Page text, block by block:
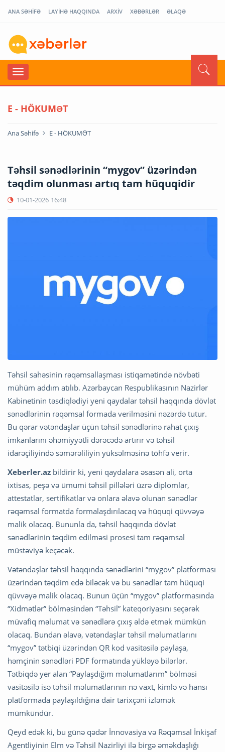
ANA SƏHİFƏ LAYİHƏ HAQQINDA ARXİV XƏBƏRLƏR ƏLAQƏ
E - HÖKUMƏT
Ana Səhifə E - HÖKUMƏT
Təhsil sənədlərinin “mygov” üzərindən
təqdim olunması artıq tam hüquqidir
10-01-2026 16:48
Təhsil sahəsinin rəqəmsallaşması istiqamətində növbəti
mühüm addım atılıb. Azərbaycan Respublikasının Nazirlər
Kabinetinin təsdiqlədiyi yeni qaydalar təhsil haqqında dövlət
sənədlərinin rəqəmsal formada verilməsini nəzərdə tutur.
Bu qərar vətəndaşlar üçün təhsil sənədlərinə rahat çıxış
imkanlarını əhəmiyyətli dərəcədə artırır və təhsil
idarəçiliyində səmərəliliyin yüksəlməsinə töhfə verir.
Xeberler.az bildirir ki, yeni qaydalara əsasən ali, orta
ixtisas, peşə və ümumi təhsil pillələri üzrə diplomlar,
attestatlar, sertifikatlar və onlara əlavə olunan sənədlər
rəqəmsal formatda formalaşdırılacaq və hüquqi qüvvəyə
malik olacaq. Bununla da, təhsil haqqında dövlət
sənədlərinin təqdim edilməsi prosesi tam rəqəmsal
müstəviyə keçəcək.
Vətəndaşlar təhsil haqqında sənədlərini “mygov” platforması
üzərindən təqdim edə biləcək və bu sənədlər tam hüquqi
qüvvəyə malik olacaq. Bunun üçün “mygov” platformasında
“Xidmətlər” bölməsindən “Təhsil” kateqoriyasını seçərək
müvafiq məlumat və sənədlərə çıxış əldə etmək mümkün
olacaq. Bundan əlavə, vətəndaşlar təhsil məlumatlarını
“mygov” tətbiqi üzərindən QR kod vasitəsilə paylaşa,
həmçinin sənədləri PDF formatında yükləyə bilərlər.
Tətbiqdə yer alan “Paylaşdığım məlumatlarım” bölməsi
vasitəsilə isə təhsil məlumatlarının nə vaxt, kimlə və hansı
platformada paylaşıldığına dair tarixçəni izləmək
mümkündür.
Qeyd edək ki, bu günə qədər İnnovasiya və Rəqəmsal İnkişaf
Agentliyinin Elm və Təhsil Nazirliyi ilə birgə əməkdaşlığı